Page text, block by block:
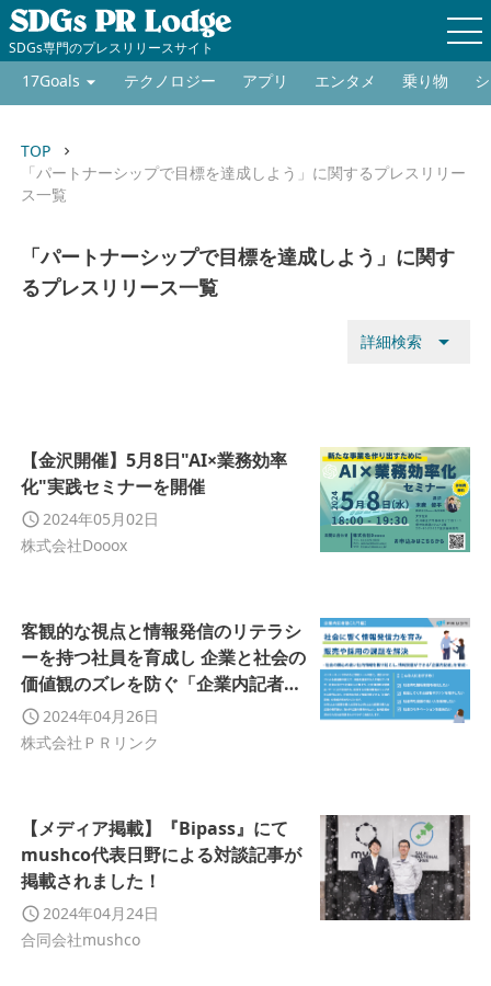
SDGs専門のプレスリリースサイト
17Goals テクノロジー アプリ エンタメ 乗り物
TOP keyboard_arrow_right
「パートナーシップで目標を達成しよう」に関するプレスリリー
ス一覧
「パートナーシップで目標を達成しよう」に関す
るプレスリリース一覧
詳細検索 arrow_drop_down
【金沢開催】5月8日"AI×業務効率
化"実践セミナーを開催
2024年05月02日
株式会社Dooox
客観的な視点と情報発信のリテラシ
ーを持つ社員を育成し 企業と社会の
価値観のズレを防ぐ「企業内記者塾
講座」を開講
2024年04月26日
株式会社ＰＲリンク
【メディア掲載】『Bipass』にて
mushco代表日野による対談記事が
掲載されました！
2024年04月24日
合同会社mushco